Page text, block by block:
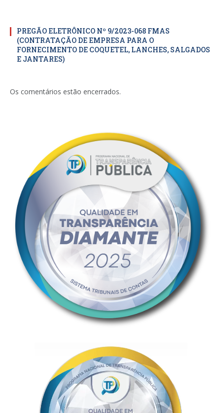
PREGÃO ELETRÔNICO Nº 9/2023-068 FMAS
(CONTRATAÇÃO DE EMPRESA PARA O
FORNECIMENTO DE COQUETEL, LANCHES, SALGADOS
E JANTARES)
Os comentários estão encerrados.